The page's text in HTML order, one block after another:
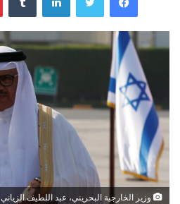
وزير الخارجية البحريني، عبد اللطيف الزياني